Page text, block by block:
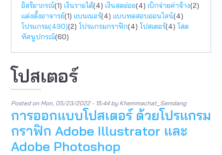
อิสริยาภรณ์(1) เงินรายได้(4) เงินสดย่อย(4) เบิกจ่ายค่าจ้าง(2)
แต่งตั้งอาจารย์(1) แบนเนอร์(4) แบบทดสอบออนไลน์(4)
โปรแกรม(490)(2) โปรแกรมกราฟิก(4) โปสเตอร์(4) โสต
ทัศนูปกรณ์(60)
โปสเตอร์
Posted on Mon, 05/23/2022 - 15:44by Khemmachat_Semdang
การออกแบบโปสเตอร์ ด้วยโปรแกรม
กราฟิก Adobe Illustrator และ
Adobe Photoshop